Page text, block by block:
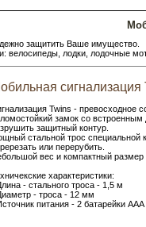
защитить Ваше имущество.
велосипеды, лодки, лодочные
сигнализация
Twins - превосходное
замок со
защитный контур.
стальной трос специальной
или перерубить.
вес и компактный размер
характеристики:
- стального троса - 1,5 м
- троса - 12 мм
питания - 2 батарейки ААА